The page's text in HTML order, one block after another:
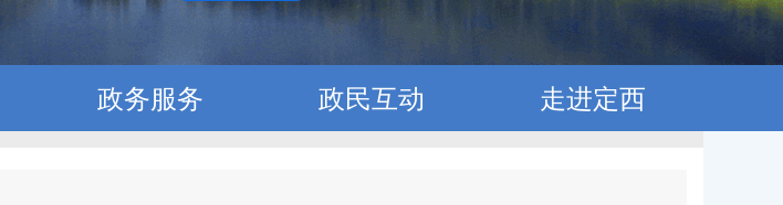
政务服务 政民互动 走进定西